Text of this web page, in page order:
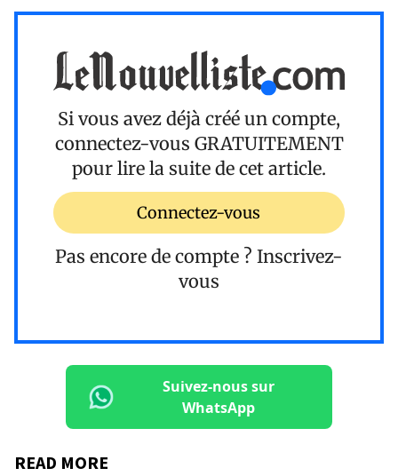
Si vous avez déjà créé un compte,
connectez-vous GRATUITEMENT
pour lire la suite de cet article.
Connectez-vous
Pas encore de compte ? Inscrivez-
vous
Suivez-nous sur
WhatsApp
READ MORE